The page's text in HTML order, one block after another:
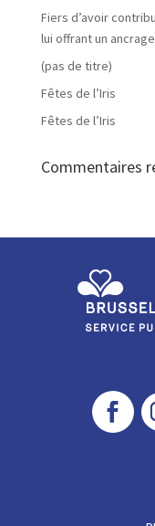
Fiers d’avoir
lui offrant un
(pas de titre)
Fêtes de l’Iris
Fêtes de l’Iris
Commentaires